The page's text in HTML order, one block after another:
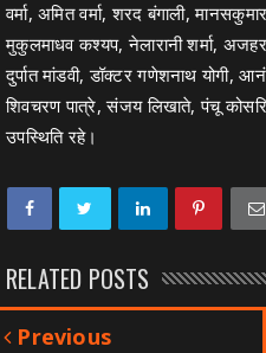
वर्मा, अमित वर्मा, शरद बंगाली,
मुकुलमाधव कश्यप, नेलारानी शर्मा,
दुर्पात मांडवी, डॉक्टर गणेशनाथ योगी,
शिवचरण पात्रे, संजय लिखाते, पंचू
उपस्थिति रहे।
RELATED POSTS
Previous